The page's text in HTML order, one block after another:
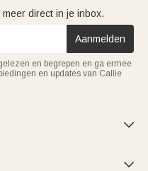
direct in je inbox.
Aanmelden
en begrepen en ga ermee
en updates van Callie

